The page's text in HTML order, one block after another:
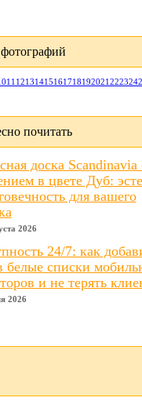
11 12131415161718192021222324
почитать
доска Scandinavia
в цвете Дуб:
для вашего
2026
24/7: как
белые списки
и не терять
2026